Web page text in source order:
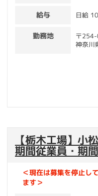
給与 日給
勤務地 〒
神奈川
【栃木工場】小
期間従業員・期
＜現在は募集を停止し
ます＞